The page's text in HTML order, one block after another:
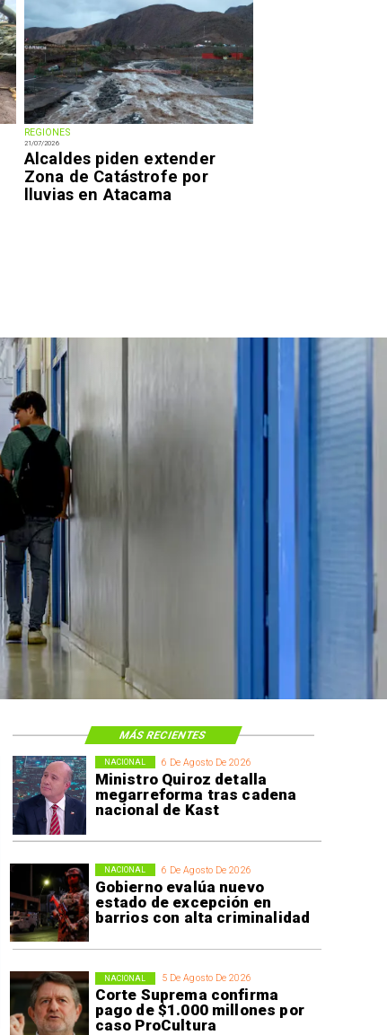
REGIONES
21/07/2026
Alcaldes piden extender
Zona de Catástrofe por
lluvias en Atacama
6 De Agosto De 2026
Ministro Quiroz detalla
megarreforma tras cadena
nacional de Kast
NACIONAL
6 De Agosto De 2026
Gobierno evalúa nuevo
estado de excepción en
barrios con alta criminalidad
NACIONAL
5 De Agosto De 2026
Corte Suprema confirma
pago de $1.000 millones por
caso ProCultura
NACIONAL
MÁS RECIENTES